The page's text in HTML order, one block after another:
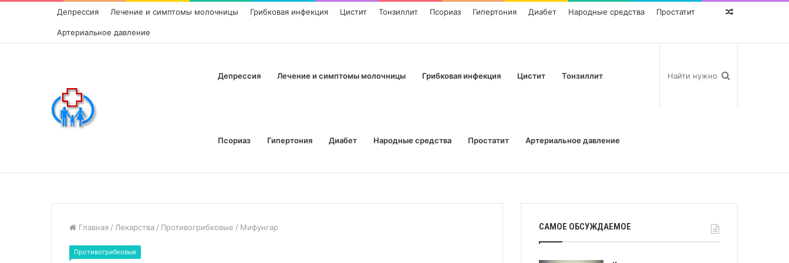
Депрессия Лечение и симптомы молочницы Грибковая инфекция Цистит Тонзиллит Псориаз Гипертония Диабет Народные средства Простатит
Артериальное давление
Random
Депрессия Лечение и симптомы молочницы Грибковая инфекция Цистит Тонзиллит
Псориаз Гипертония Диабет Народные средства Простатит Артериальное давление
Главная / Лекарства / Противогрибковые / Мифунгар
Противогрибковые
САМОЕ ОБСУЖДАЕМОЕ